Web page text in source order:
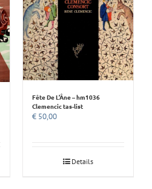
Fête De L’Âne – hm1036
Clemencic tas-list
€ 50,00
Details